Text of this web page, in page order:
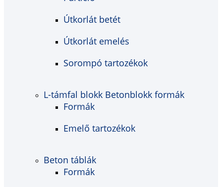
Útkorlát betét
Útkorlát emelés
Sorompó tartozékok
L-támfal blokk Betonblokk formák
Formák
Emelő tartozékok
Beton táblák
Formák